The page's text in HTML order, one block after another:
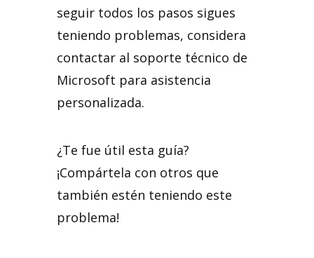
seguir todos los pasos sigues
teniendo problemas, considera
contactar al soporte técnico de
Microsoft para asistencia
personalizada.
¿Te fue útil esta guía?
¡Compártela con otros que
también estén teniendo este
problema!